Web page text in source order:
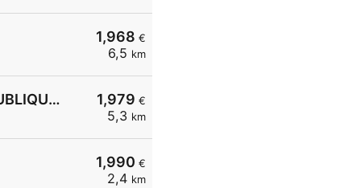
1,968 €
6,5 km
1,979 €
5,3 km
ESSO VERSAILLES REPUBLIQUE Carrefour Express
1,990 €
2,4 km